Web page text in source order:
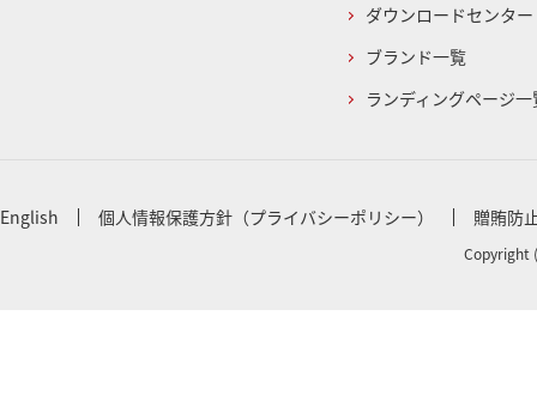
ダウンロードセンター
ブランド一覧
ランディングページ一
English 個人情報保護方針（プライバシーポリシー） 贈賄防
Copyright